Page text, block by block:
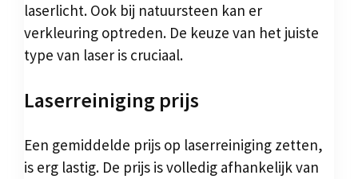
laserlicht. Ook bij natuursteen kan er
verkleuring optreden. De keuze van het juiste
type van laser is cruciaal.
Laserreiniging prijs
Een gemiddelde prijs op laserreiniging zetten,
is erg lastig. De prijs is volledig afhankelijk van